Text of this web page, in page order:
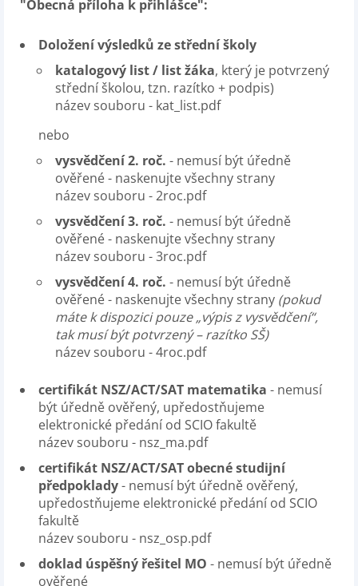
"Obecná příloha k přihlášce":
Doložení výsledků ze střední školy
katalogový list / list žáka, který je potvrzený
střední školou, tzn. razítko + podpis)
název souboru - kat_list.pdf
nebo
vysvědčení 2. roč. - nemusí být úředně
ověřené - naskenujte všechny strany
název souboru - 2roc.pdf
vysvědčení 3. roč. - nemusí být úředně
ověřené - naskenujte všechny strany
název souboru - 3roc.pdf
vysvědčení 4. roč. - nemusí být úředně
ověřené - naskenujte všechny strany (pokud
máte k dispozici pouze „výpis z vysvědčení“,
tak musí být potvrzený – razítko SŠ)
název souboru - 4roc.pdf
certifikát NSZ/ACT/SAT matematika - nemusí
být úředně ověřený, upředostňujeme
elektronické předání od SCIO fakultě
název souboru - nsz_ma.pdf
certifikát NSZ/ACT/SAT obecné studijní
předpoklady- nemusí být úředně ověřený,
upředostňujeme elektronické předání od SCIO
fakultě
název souboru - nsz_osp.pdf
doklad úspěšný řešitel MO - nemusí být úředně
ověřené